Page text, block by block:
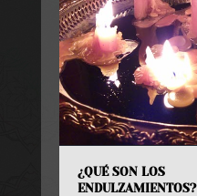
¿QUÉ SON LOS
ENDULZAMIENTOS?